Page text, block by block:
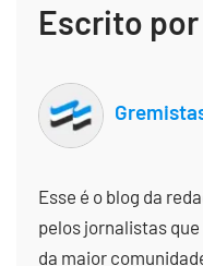
Escrito por
Esse é o blog da
pelos jornalistas
da maior